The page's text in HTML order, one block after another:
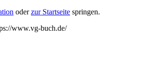
oderzur Startseite springen.
www.vg-buch.de/